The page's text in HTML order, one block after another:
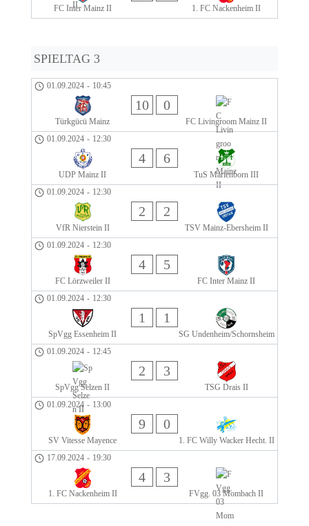
FC Inter Mainz II 1. FC Nackenheim II
SPIELTAG 3
01.09.2024 - 10:45
Türkgücü Mainz
10 0
FC Livingroom Mainz II
01.09.2024 - 12:30
UDP Mainz II
4 6
TuS Marienborn III
01.09.2024 - 12:30
VfR Nierstein II
2 2
TSV Mainz-Ebersheim II
01.09.2024 - 12:30
FC Lörzweiler II
4 5
FC Inter Mainz II
01.09.2024 - 12:30
SpVgg Essenheim II
1 1
SG Undenheim/Schornsheim
01.09.2024 - 12:45
SpVgg Selzen II
2 3
TSG Drais II
01.09.2024 - 13:00
SV Vitesse Mayence
9 0
1. FC Willy Wacker Hecht. II
17.09.2024 - 19:30
1. FC Nackenheim II
4 3
FVgg. 03 Mombach II